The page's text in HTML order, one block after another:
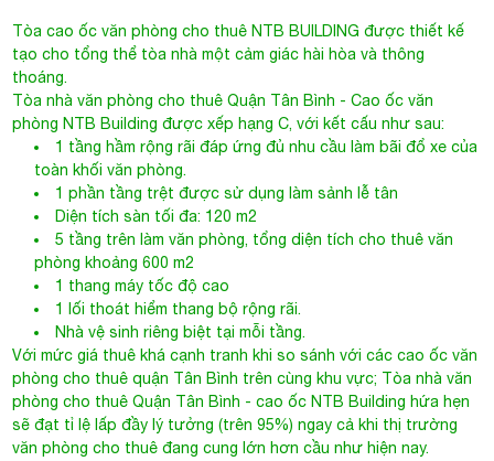
Tòa cao ốc văn phòng cho thuê NTB BUILDING được thiết kế
tạo cho tổng thể tòa nhà một cảm giác hài hòa và thông
thoáng.
Tòa nhà văn phòng cho thuê Quận Tân Bình - Cao ốc văn
phòng NTB Building được xếp hạng C, với kết cấu như sau:
1 tầng hầm rộng rãi đáp ứng đủ nhu cầu làm bãi đổ xe của
toàn khối văn phòng.
1 phần tầng trệt được sử dụng làm sảnh lễ tân
Diện tích sàn tối đa: 120 m2
5 tầng trên làm văn phòng, tổng diện tích cho thuê văn
phòng khoảng 600 m2
1 thang máy tốc độ cao
1 lối thoát hiểm thang bộ rộng rãi.
Nhà vệ sinh riêng biệt tại mỗi tầng.
Với mức giá thuê khá cạnh tranh khi so sánh với các cao ốc văn
phòng cho thuê quận Tân Bình trên cùng khu vực; Tòa nhà văn
phòng cho thuê Quận Tân Bình - cao ốc NTB Building hứa hẹn
sẽ đạt tỉ lệ lấp đầy lý tưởng (trên 95%) ngay cả khi thị trường
văn phòng cho thuê đang cung lớn hơn cầu như hiện nay.